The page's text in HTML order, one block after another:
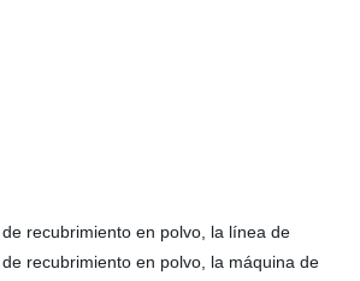
recubrimiento en polvo, la línea de
recubrimiento en polvo, la máquina de